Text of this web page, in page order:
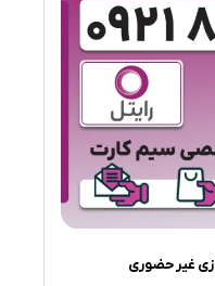
غیر حضوری